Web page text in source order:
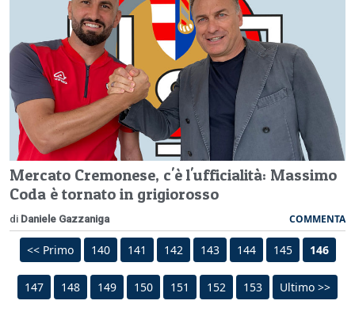
Mercato Cremonese, c'è l'ufficialità: Massimo
Coda è tornato in grigiorosso
di Daniele Gazzaniga COMMENTA
<< Primo 140 141 142 143 144 145 146
147 148 149 150 151 152 153 Ultimo >>